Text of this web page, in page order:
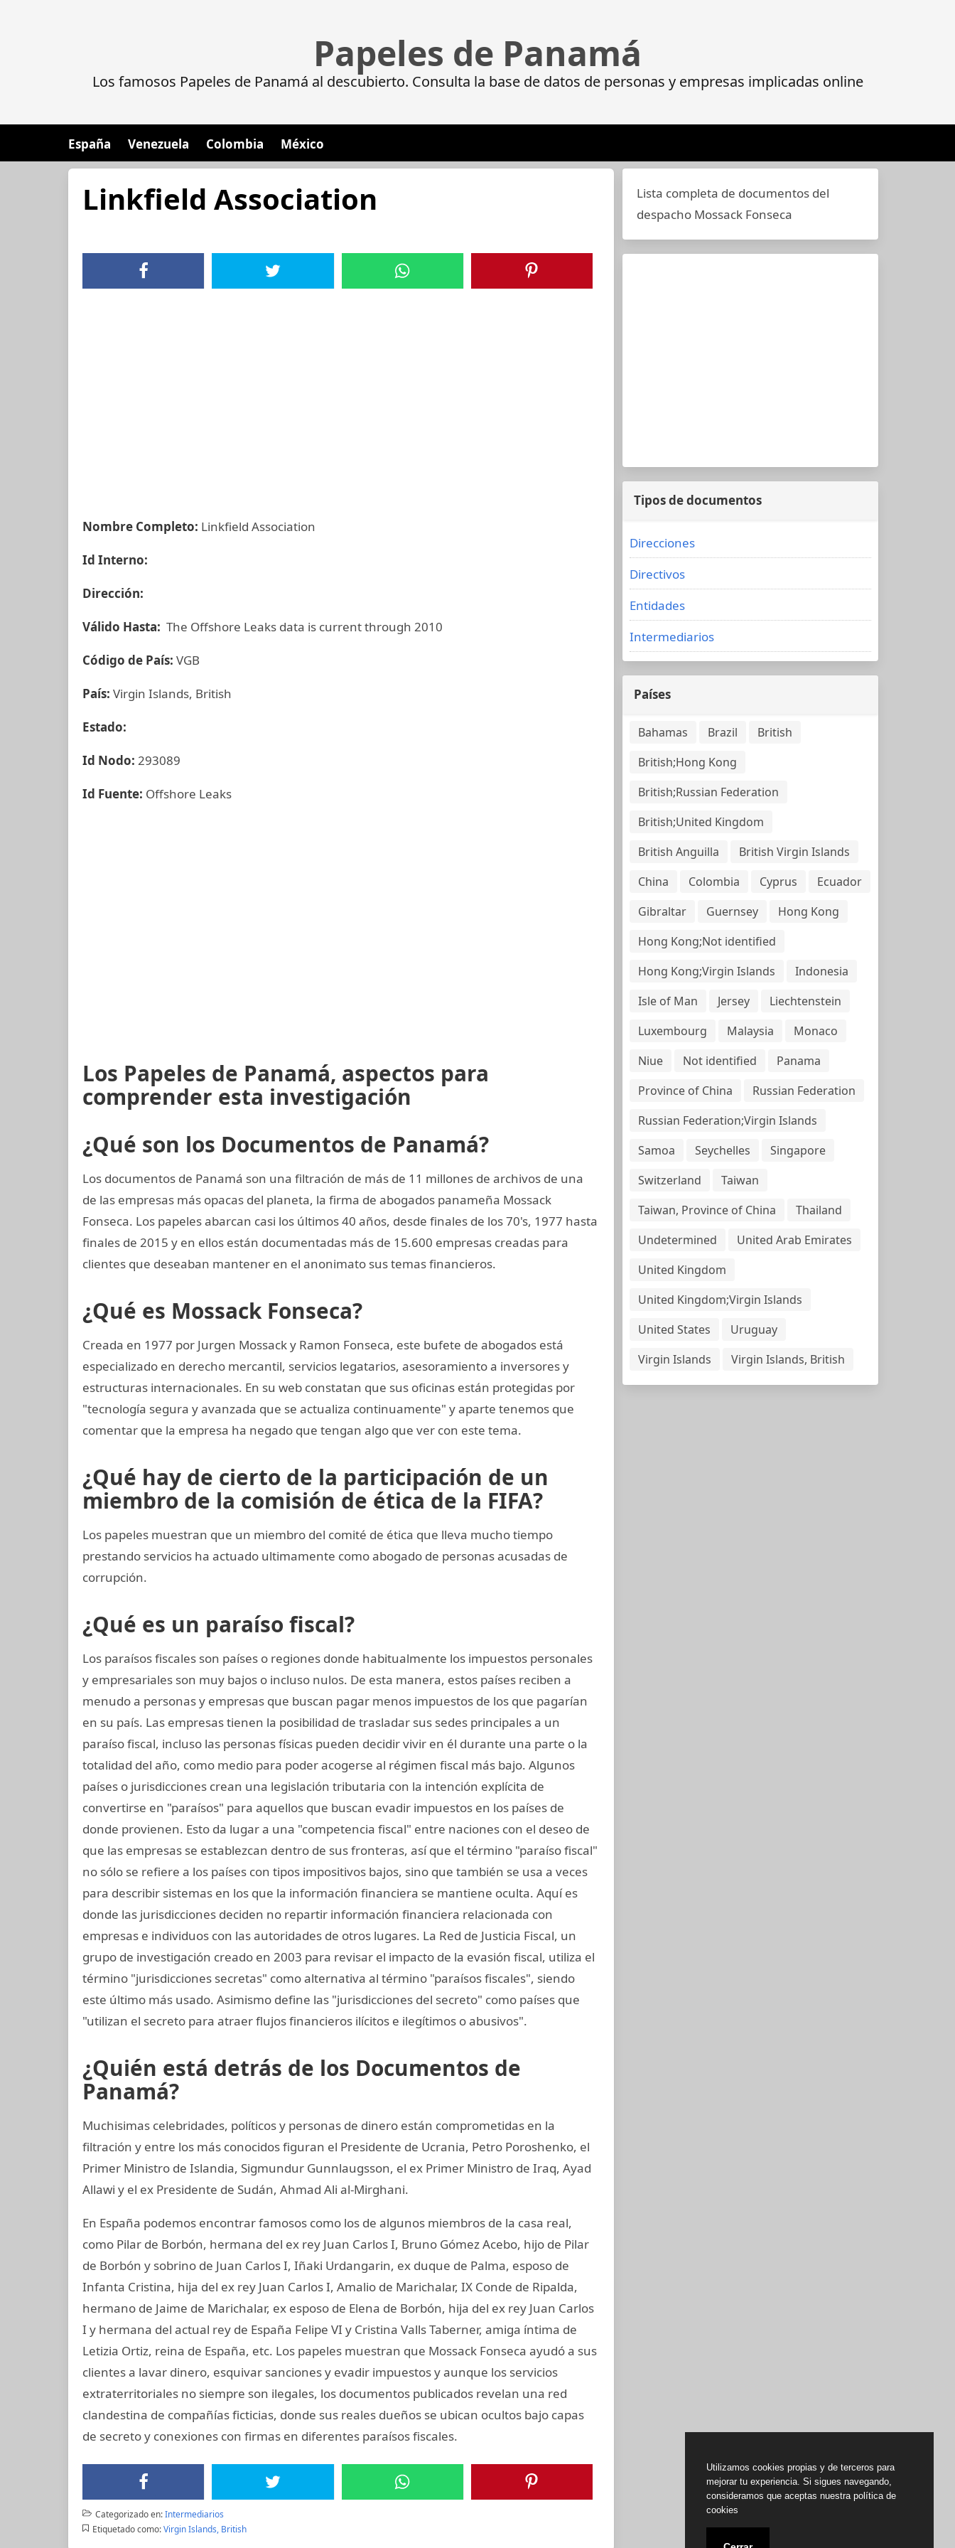
Papeles de Panamá
Los famosos Papeles de Panamá al descubierto. Consulta la base de datos de personas y empresas implicadas online
España Venezuela Colombia México
Linkfield Association
Nombre Completo: Linkfield Association
Id Interno:
Dirección:
Válido Hasta: The Offshore Leaks data is current through 2010
Código de País: VGB
País: Virgin Islands, British
Estado:
Id Nodo: 293089
Id Fuente: Offshore Leaks
Los Papeles de Panamá, aspectos para
comprender esta investigación
¿Qué son los Documentos de Panamá?
Los documentos de Panamá son una filtración de más de 11 millones de archivos de una
de las empresas más opacas del planeta, la firma de abogados panameña Mossack
Fonseca. Los papeles abarcan casi los últimos 40 años, desde finales de los 70's, 1977 hasta
finales de 2015 y en ellos están documentadas más de 15.600 empresas creadas para
clientes que deseaban mantener en el anonimato sus temas financieros.
¿Qué es Mossack Fonseca?
Creada en 1977 por Jurgen Mossack y Ramon Fonseca, este bufete de abogados está
especializado en derecho mercantil, servicios legatarios, asesoramiento a inversores y
estructuras internacionales. En su web constatan que sus oficinas están protegidas por
"tecnología segura y avanzada que se actualiza continuamente" y aparte tenemos que
comentar que la empresa ha negado que tengan algo que ver con este tema.
¿Qué hay de cierto de la participación de un
miembro de la comisión de ética de la FIFA?
Los papeles muestran que un miembro del comité de ética que lleva mucho tiempo
prestando servicios ha actuado ultimamente como abogado de personas acusadas de
corrupción.
¿Qué es un paraíso fiscal?
Los paraísos fiscales son países o regiones donde habitualmente los impuestos personales
y empresariales son muy bajos o incluso nulos. De esta manera, estos países reciben a
menudo a personas y empresas que buscan pagar menos impuestos de los que pagarían
en su país. Las empresas tienen la posibilidad de trasladar sus sedes principales a un
paraíso fiscal, incluso las personas físicas pueden decidir vivir en él durante una parte o la
totalidad del año, como medio para poder acogerse al régimen fiscal más bajo. Algunos
países o jurisdicciones crean una legislación tributaria con la intención explícita de
convertirse en "paraísos" para aquellos que buscan evadir impuestos en los países de
donde provienen. Esto da lugar a una "competencia fiscal" entre naciones con el deseo de
que las empresas se establezcan dentro de sus fronteras, así que el término "paraíso fiscal"
no sólo se refiere a los países con tipos impositivos bajos, sino que también se usa a veces
para describir sistemas en los que la información financiera se mantiene oculta. Aquí es
donde las jurisdicciones deciden no repartir información financiera relacionada con
empresas e individuos con las autoridades de otros lugares. La Red de Justicia Fiscal, un
grupo de investigación creado en 2003 para revisar el impacto de la evasión fiscal, utiliza el
término "jurisdicciones secretas" como alternativa al término "paraísos fiscales", siendo
este último más usado. Asimismo define las "jurisdicciones del secreto" como países que
"utilizan el secreto para atraer flujos financieros ilícitos e ilegítimos o abusivos".
¿Quién está detrás de los Documentos de
Panamá?
Muchisimas celebridades, políticos y personas de dinero están comprometidas en la
filtración y entre los más conocidos figuran el Presidente de Ucrania, Petro Poroshenko, el
Primer Ministro de Islandia, Sigmundur Gunnlaugsson, el ex Primer Ministro de Iraq, Ayad
Allawi y el ex Presidente de Sudán, Ahmad Ali al-Mirghani.
En España podemos encontrar famosos como los de algunos miembros de la casa real,
como Pilar de Borbón, hermana del ex rey Juan Carlos I, Bruno Gómez Acebo, hijo de Pilar
de Borbón y sobrino de Juan Carlos I, Iñaki Urdangarin, ex duque de Palma, esposo de
Infanta Cristina, hija del ex rey Juan Carlos I, Amalio de Marichalar, IX Conde de Ripalda,
hermano de Jaime de Marichalar, ex esposo de Elena de Borbón, hija del ex rey Juan Carlos
I y hermana del actual rey de España Felipe VI y Cristina Valls Taberner, amiga íntima de
Letizia Ortiz, reina de España, etc. Los papeles muestran que Mossack Fonseca ayudó a sus
clientes a lavar dinero, esquivar sanciones y evadir impuestos y aunque los servicios
extraterritoriales no siempre son ilegales, los documentos publicados revelan una red
clandestina de compañías ficticias, donde sus reales dueños se ubican ocultos bajo capas
de secreto y conexiones con firmas en diferentes paraísos fiscales.
Categorizado en:Intermediarios
Etiquetado como: Virgin Islands, British
Lista completa de documentos del
despacho Mossack Fonseca
Tipos de documentos
Direcciones
Directivos
Entidades
Intermediarios
Países
Bahamas Brazil
British
British;Hong Kong
British;Russian Federation
British;United Kingdom
British Anguilla
British Virgin Islands
China
Colombia Cyprus
Ecuador
Gibraltar
Guernsey
Hong Kong
Hong Kong;Not identified
Hong Kong;Virgin Islands
Indonesia
Isle of Man
Jersey
Liechtenstein
Luxembourg
Malaysia
Monaco
Niue
Not identified
Panama
Province of China
Russian Federation
Russian Federation;Virgin Islands
Samoa
Seychelles
Singapore
Switzerland
Taiwan
Taiwan, Province of China
Thailand
Undetermined
United Arab Emirates
United Kingdom
United Kingdom;Virgin Islands
United States
Uruguay
Virgin Islands
Virgin Islands, British
Utilizamos cookies propias y de terceros para
mejorar tu experiencia. Si sigues navegando,
consideramos que aceptas nuestra política de
cookies